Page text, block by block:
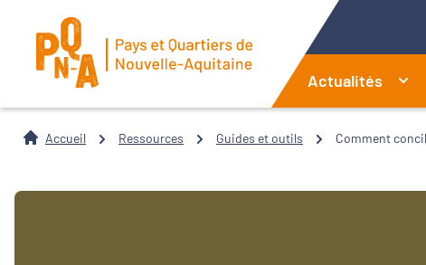
Actualités
Accueil Ressources Guides et outils Comment